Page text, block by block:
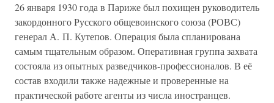
26 января 1930 года в Париже был похищен руководитель
закордонного Русского общевоинского союза (РОВС)
генерал А. П. Кутепов. Операция была спланирована
самым тщательным образом. Оперативная группа захвата
состояла из опытных разведчиков-профессионалов. В её
состав входили также надежные и проверенные на
практической работе агенты из числа иностранцев.